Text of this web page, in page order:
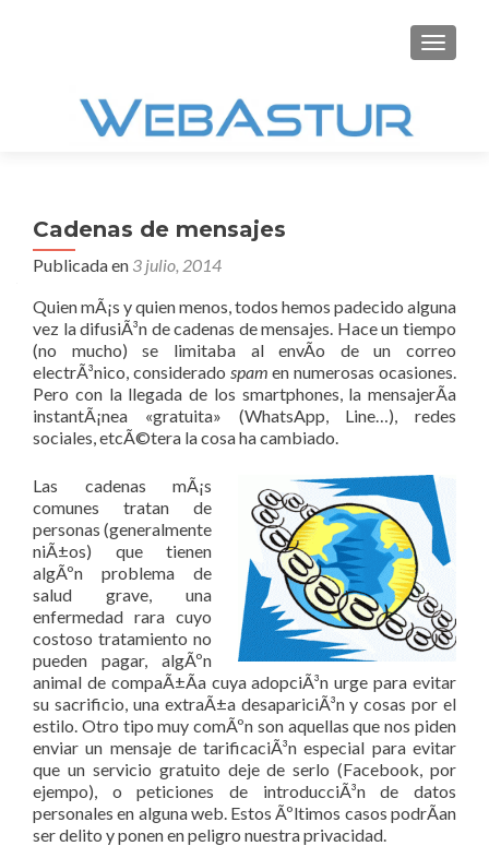
Cadenas de mensajes
Publicada en 3 julio, 2014
Quien mÃ¡s y quien menos, todos hemos padecido alguna
vez la difusiÃ³n de cadenas de mensajes. Hace un tiempo
(no mucho) se limitaba al envÃ­o de un correo
electrÃ³nico, considerado spam en numerosas ocasiones.
Pero con la llegada de los smartphones, la mensajerÃ­a
instantÃ¡nea «gratuita» (WhatsApp, Line…), redes
sociales, etcÃ©tera la cosa ha cambiado.
Las cadenas mÃ¡s
comunes tratan de
personas (generalmente
niÃ±os) que tienen
algÃºn problema de
salud grave, una
enfermedad rara cuyo
costoso tratamiento no
pueden pagar, algÃºn
animal de compaÃ±Ã­a cuya adopciÃ³n urge para evitar
su sacrificio, una extraÃ±a desapariciÃ³n y cosas por el
estilo. Otro tipo muy comÃºn son aquellas que nos piden
enviar un mensaje de tarificaciÃ³n especial para evitar
que un servicio gratuito deje de serlo (Facebook, por
ejempo), o peticiones de introducciÃ³n de datos
personales en alguna web. Estos Ãºltimos casos podrÃ­an
ser delito y ponen en peligro nuestra privacidad.